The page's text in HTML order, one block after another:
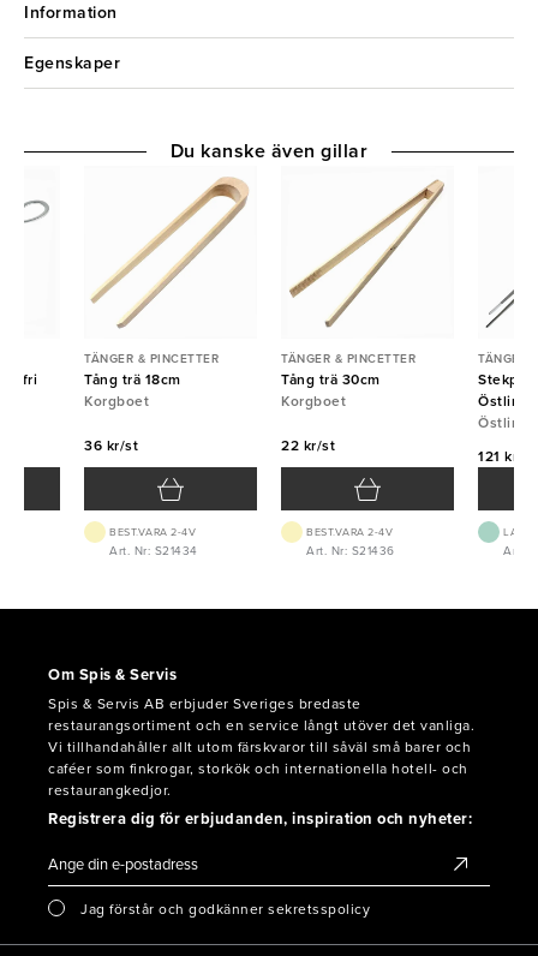
Information
Egenskaper
TÄNGER & PINCETTER
Tång trä 18cm
Korgboet
36 kr/st
BEST.VARA 2-4V
Art. Nr: S21434
TÄNGER & PINCETTER
Tång trä 30cm
Korgboet
22 kr/st
BEST.VARA 2-4V
Art. Nr: S21436
TÄNGER
Östlin
Östlin
121 kr/st
Art.
Du kanske även gillar
Om Spis & Servis
Spis & Servis AB erbjuder Sveriges bredaste
restaurangsortiment och en service långt utöver det vanliga.
Vi tillhandahåller allt utom färskvaror till såväl små barer och
caféer som finkrogar, storkök och internationella hotell- och
restaurangkedjor.
Registrera dig för erbjudanden, inspiration och nyheter:
Jag förstår och godkänner sekretsspolicy